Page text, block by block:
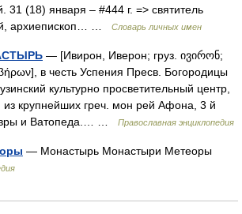
31 (18) января – #444 г. => святитель
архиепископ… …
Словарь личных имен
— [Ивирон, Иверон; груз. ივირონ;
в честь Успения Пресв. Богородицы
культурно просветительный центр,
из крупнейших греч. мон рей Афона, 3 й
и Ватопеда.… …
Православная энциклопедия
— Монастырь Монастыри Метеоры